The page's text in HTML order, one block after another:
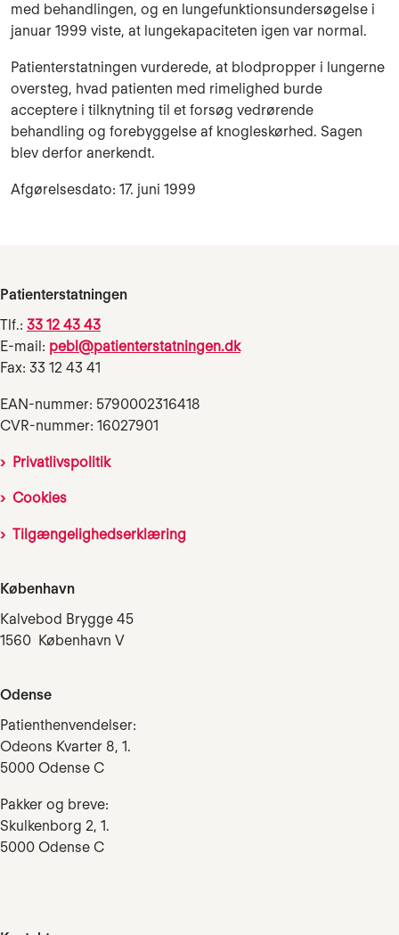
med behandlingen, og en lunge­funktionsundersøgelse i
januar 1999 viste, at lungekapaciteten igen var normal.
Patienterstatningen vurderede, at blodpropper i lungerne
oversteg, hvad patienten med rimelighed burde
acceptere i tilknytning til et forsøg vedrørende
behandling og forebyggelse af knogleskørhed. Sagen
blev derfor anerkendt.
Afgørelsesdato: 17. juni 1999
Patienterstatningen
Tlf.: 33 12 43 43
E-mail: pebl@patienterstatningen.dk
Fax: 33 12 43 41
EAN-nummer: 5790002316418
CVR-nummer: 16027901
Privatlivspolitik
Cookies
Tilgængelighedserklæring
København
Kalvebod Brygge 45
1560 København V
Odense
Patienthenvendelser:
Odeons Kvarter 8, 1.
5000 Odense C
Pakker og breve:
Skulkenborg 2, 1.
5000 Odense C